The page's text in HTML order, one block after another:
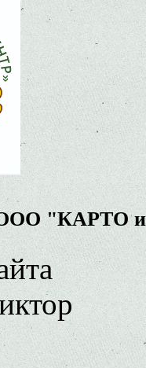
ООО "КАРТО